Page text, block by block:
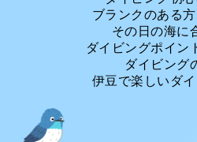
ブランクのある方
その日の海に
ダイビングポイン
ダイビング
伊豆で楽しいダイ